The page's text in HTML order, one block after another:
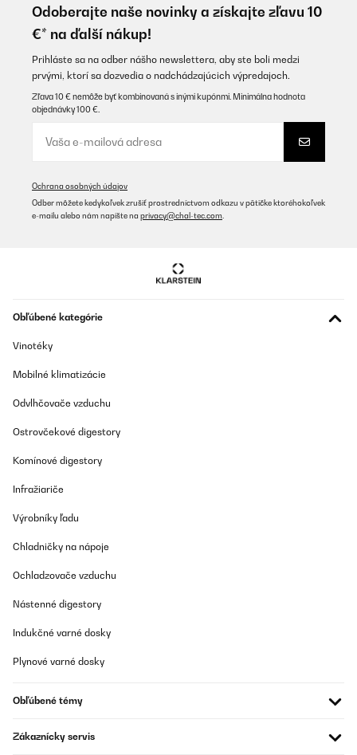
braucht ist dabei. Nur ein wenig Werkzeug noch, dann klappts,
mit ein bischen Erfahrung.Der Herd überzeugt durch einfache
Bedienung und Reinigung, sowie durch eine klasse Optik.
Amazon-Benutzer
Preložiť
OVERENÁ KONTROLA
18/09/2025
Utente Amazon
Odoberajte naše novinky a získajte zľavu 10
€* na ďalší nákup!
Prihláste sa na odber nášho newslettera, aby ste boli medzi
prvými, ktorí sa dozvedia o nadchádzajúcich výpredajoch.
Zľava 10 € nemôže byť kombinovaná s inými kupónmi. Minimálna hodnota
objednávky 100 €.
Ochrana osobných údajov
Odber môžete kedykoľvek zrušiť prostredníctvom odkazu v pätičke ktoréhokoľvek
e-mailu alebo nám napíšte na privacy@chal-tec.com.
Obľúbené kategórie
Vinotéky
Mobilné klimatizácie
Odvlhčovače vzduchu
Ostrovčekové digestory
Komínové digestory
Infražiariče
Výrobníky ľadu
Chladničky na nápoje
Ochladzovače vzduchu
Nástenné digestory
Indukčné varné dosky
Plynové varné dosky
Obľúbené témy
Zákaznícky servis